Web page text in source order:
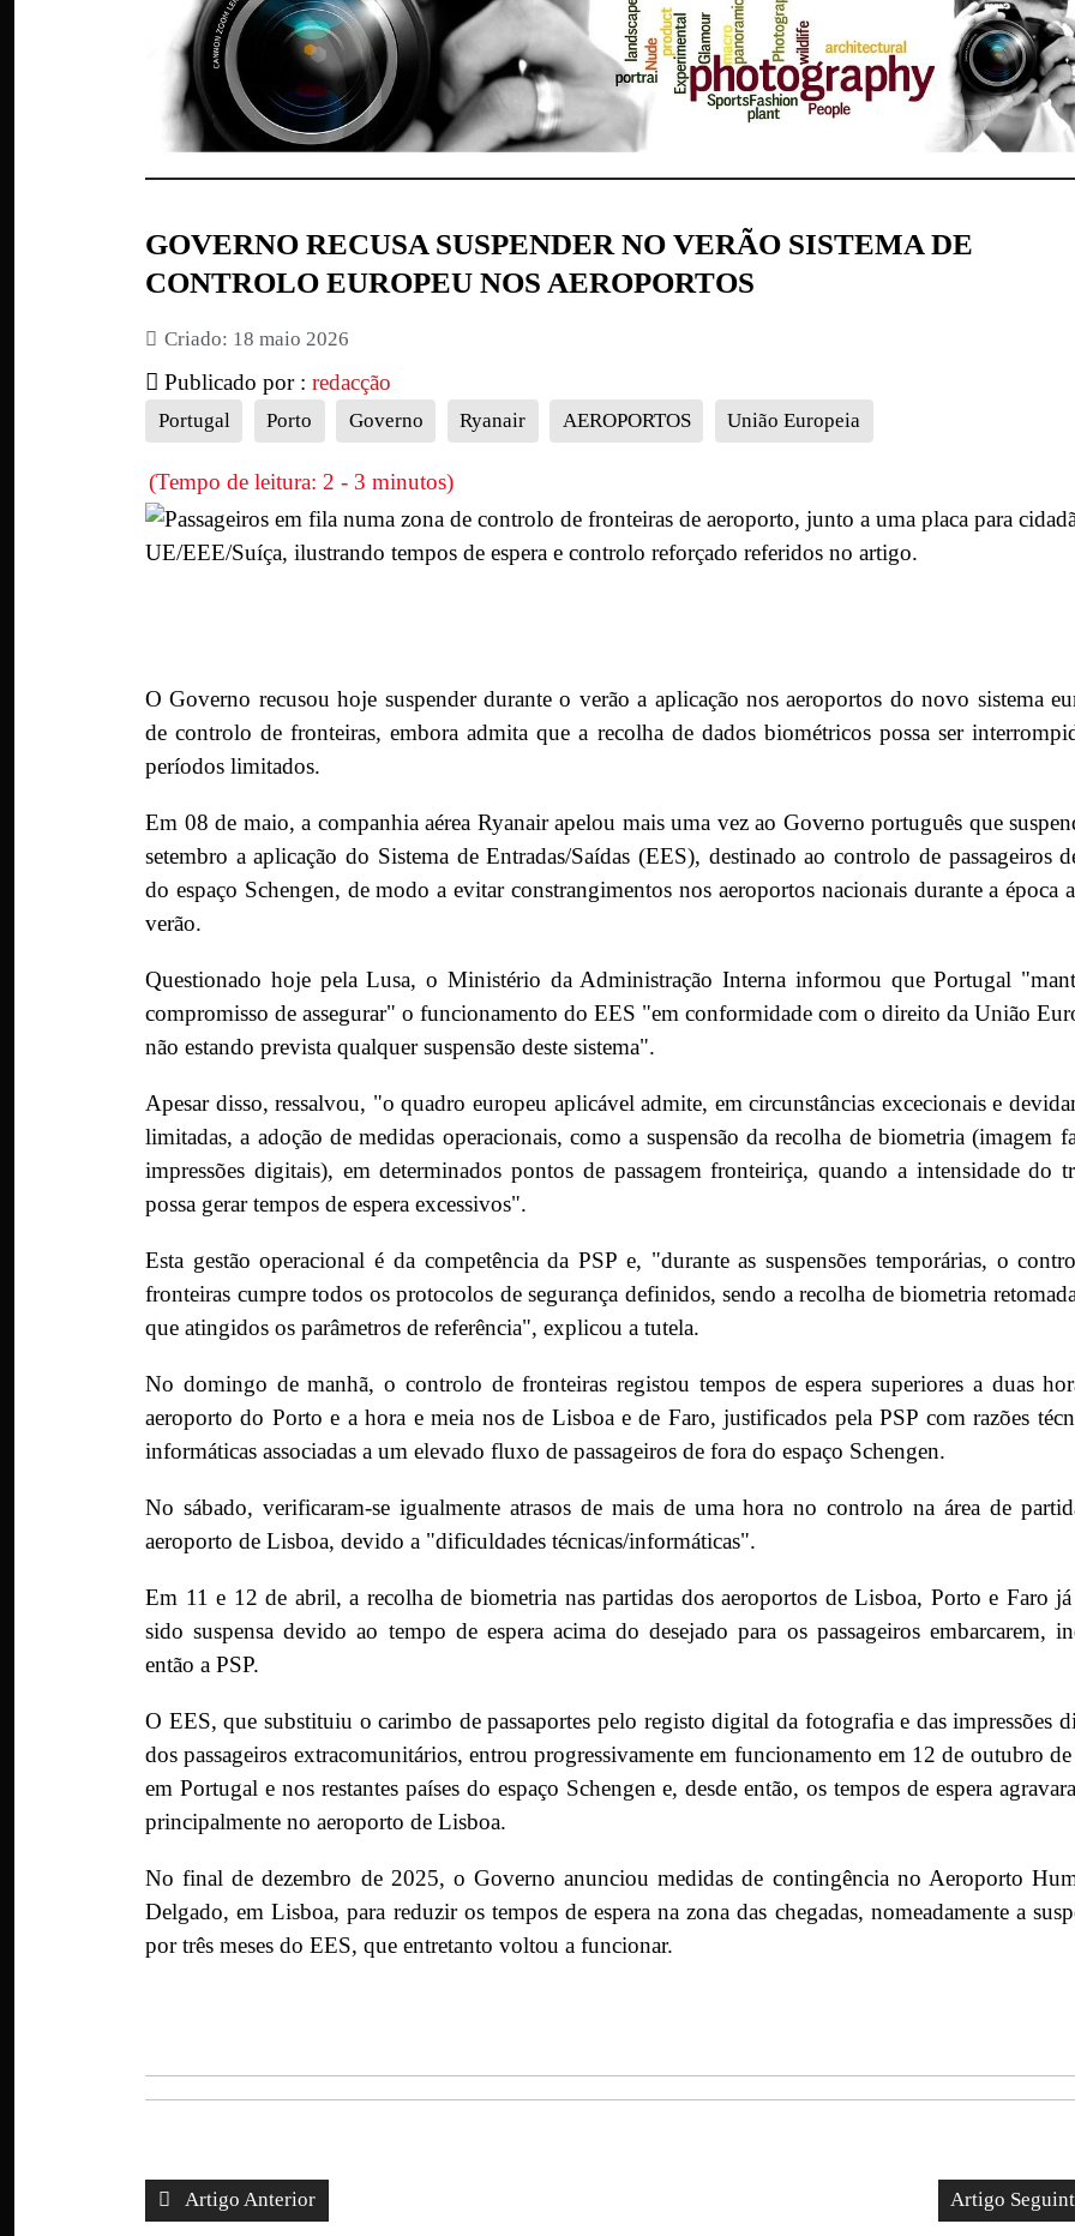
GOVERNO RECUSA SUSPENDER NO VERÃO SISTEMA DE
CONTROLO EUROPEU NOS AEROPORTOS
Criado: 18 maio 2026
Publicado por : redacção
Portugal Porto Governo Ryanair AEROPORTOS União Europeia
(Tempo de leitura: 2 - 3 minutos)
O Governo recusou hoje suspender durante o verão a aplicação nos aeroportos do novo sistema
de controlo de fronteiras, embora admita que a recolha de dados biométricos possa ser
períodos limitados.
Em 08 de maio, a companhia aérea Ryanair apelou mais uma vez ao Governo português que
setembro a aplicação do Sistema de Entradas/Saídas (EES), destinado ao controlo de passageiros
do espaço Schengen, de modo a evitar constrangimentos nos aeroportos nacionais durante a época
verão.
Questionado hoje pela Lusa, o Ministério da Administração Interna informou que Portugal
compromisso de assegurar" o funcionamento do EES "em conformidade com o direito da União
não estando prevista qualquer suspensão deste sistema".
Apesar disso, ressalvou, "o quadro europeu aplicável admite, em circunstâncias excecionais e
limitadas, a adoção de medidas operacionais, como a suspensão da recolha de biometria (imagem
impressões digitais), em determinados pontos de passagem fronteiriça, quando a intensidade do
possa gerar tempos de espera excessivos".
Esta gestão operacional é da competência da PSP e, "durante as suspensões temporárias, o
fronteiras cumpre todos os protocolos de segurança definidos, sendo a recolha de biometria
que atingidos os parâmetros de referência", explicou a tutela.
No domingo de manhã, o controlo de fronteiras registou tempos de espera superiores a duas
aeroporto do Porto e a hora e meia nos de Lisboa e de Faro, justificados pela PSP com razões
informáticas associadas a um elevado fluxo de passageiros de fora do espaço Schengen.
No sábado, verificaram-se igualmente atrasos de mais de uma hora no controlo na área de
aeroporto de Lisboa, devido a "dificuldades técnicas/informáticas".
Em 11 e 12 de abril, a recolha de biometria nas partidas dos aeroportos de Lisboa, Porto e Faro
sido suspensa devido ao tempo de espera acima do desejado para os passageiros embarcarem,
então a PSP.
O EES, que substituiu o carimbo de passaportes pelo registo digital da fotografia e das impressões
dos passageiros extracomunitários, entrou progressivamente em funcionamento em 12 de outubro
em Portugal e nos restantes países do espaço Schengen e, desde então, os tempos de espera
principalmente no aeroporto de Lisboa.
No final de dezembro de 2025, o Governo anunciou medidas de contingência no Aeroporto
Delgado, em Lisboa, para reduzir os tempos de espera na zona das chegadas, nomeadamente a
por três meses do EES, que entretanto voltou a funcionar.
Artigo Anterior Artigo